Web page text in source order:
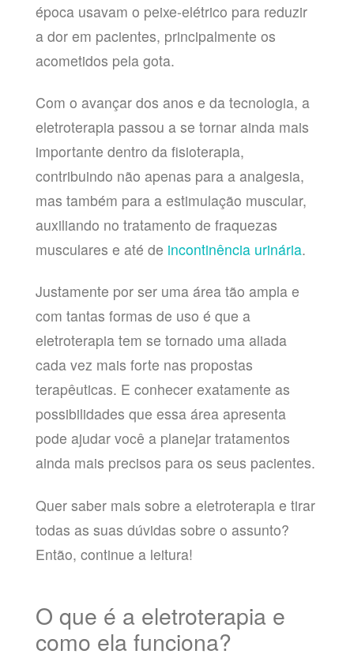
época usavam o peixe-elétrico para reduzir
a dor em pacientes, principalmente os
acometidos pela gota.
Com o avançar dos anos e da tecnologia, a
eletroterapia passou a se tornar ainda mais
importante dentro da fisioterapia,
contribuindo não apenas para a analgesia,
mas também para a estimulação muscular,
auxiliando no tratamento de fraquezas
musculares e até de incontinência urinária.
Justamente por ser uma área tão ampla e
com tantas formas de uso é que a
eletroterapia tem se tornado uma aliada
cada vez mais forte nas propostas
terapêuticas. E conhecer exatamente as
possibilidades que essa área apresenta
pode ajudar você a planejar tratamentos
ainda mais precisos para os seus pacientes.
Quer saber mais sobre a eletroterapia e tirar
todas as suas dúvidas sobre o assunto?
Então, continue a leitura!
O que é a eletroterapia e
como ela funciona?